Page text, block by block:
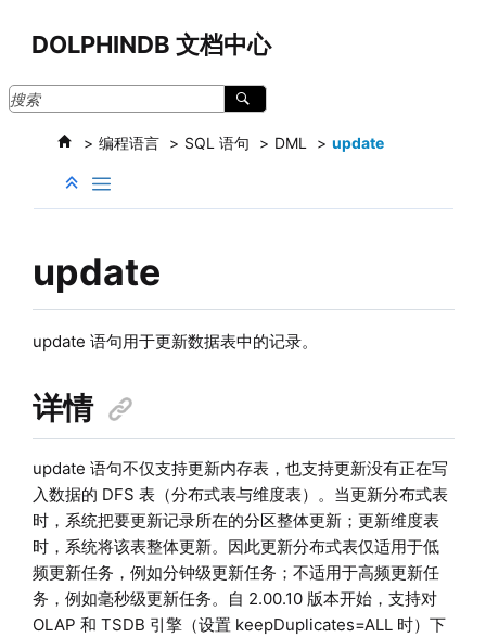
DOLPHINDB 文档中心
编程语言 SQL 语句 DML update
update
update 语句用于更新数据表中的记录。
详情
update 语句不仅支持更新内存表，也支持更新没有正在写
入数据的 DFS 表（分布式表与维度表）。当更新分布式表
时，系统把要更新记录所在的分区整体更新；更新维度表
时，系统将该表整体更新。因此更新分布式表仅适用于低
频更新任务，例如分钟级更新任务；不适用于高频更新任
务，例如毫秒级更新任务。自 2.00.10 版本开始，支持对
OLAP 和 TSDB 引擎（设置 keepDuplicates=ALL 时）下